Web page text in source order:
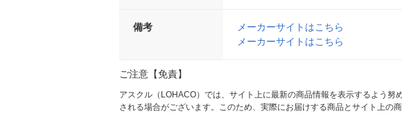
備考
メーカーサイトはこちら
メーカーサイトはこちら
ご注意【免責】
アスクル（LOHACO）では、サイト上に最新の商品情報を表示するよう
される場合がございます。このため、実際にお届けする商品とサイト上